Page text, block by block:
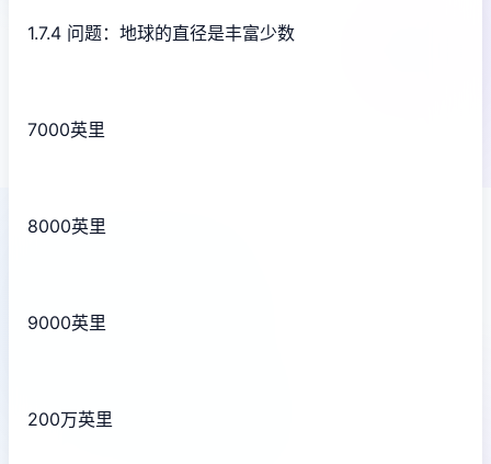
1.7.4 问题：地球的直径是丰富少数
7000英里
8000英里
9000英里
200万英里